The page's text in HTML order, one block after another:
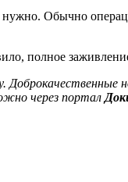
Обычно
полное
через портал